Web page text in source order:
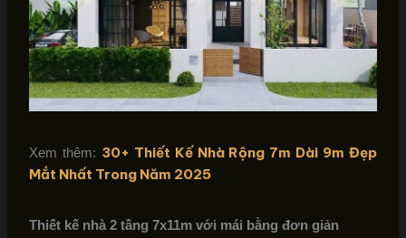
Xem thêm: 30+ Thiết Kế Nhà Rộng 7m Dài 9m Đẹp
Mắt Nhất Trong Năm 2025
Thiết kế nhà 2 tầng 7x11m với mái bằng đơn giản